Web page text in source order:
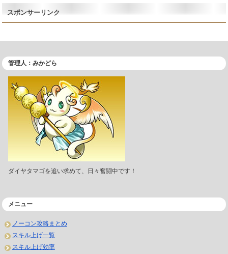
スポンサーリンク
管理人：みかどら
ダイヤタマゴを追い求めて、日々奮闘中です！
メニュー
ノーコン攻略まとめ
スキル上げ一覧
スキル上げ効率